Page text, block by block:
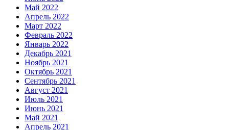
Май 2022
Апрель 2022
Март 2022
Февраль 2022
Январь 2022
Декабрь 2021
Ноябрь 2021
Октябрь 2021
Сентябрь 2021
Август 2021
Июль 2021
Июнь 2021
Май 2021
Апрель 2021